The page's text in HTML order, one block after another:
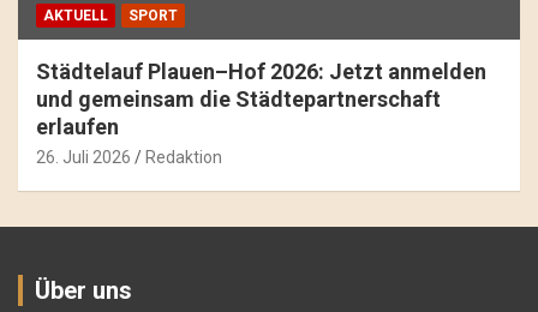
AKTUELL SPORT
Städtelauf Plauen–Hof 2026: Jetzt anmelden
und gemeinsam die Städtepartnerschaft
erlaufen
26. Juli 2026 Redaktion
Über uns